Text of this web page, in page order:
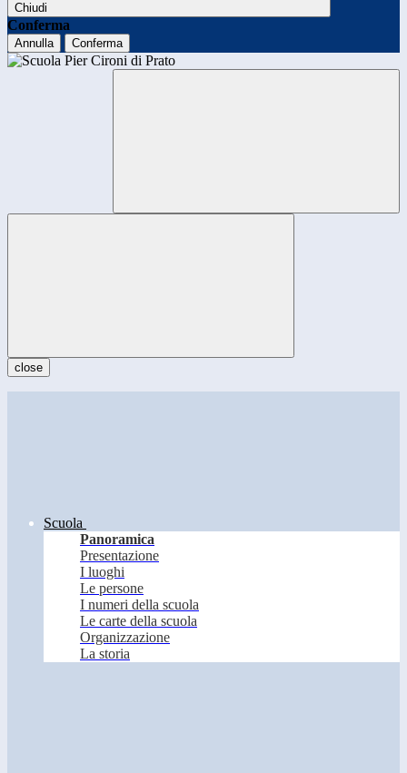
Chiudi
Conferma
Annulla Conferma
close
Scuola
Panoramica
Presentazione
I luoghi
Le persone
I numeri della scuola
Le carte della scuola
Organizzazione
La storia